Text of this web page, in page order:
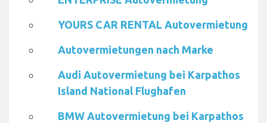
YOURS CAR RENTAL Autovermietung
Autovermietungen nach Marke
Audi Autovermietung bei Karpathos
Island National Flughafen
BMW Autovermietung bei Karpathos